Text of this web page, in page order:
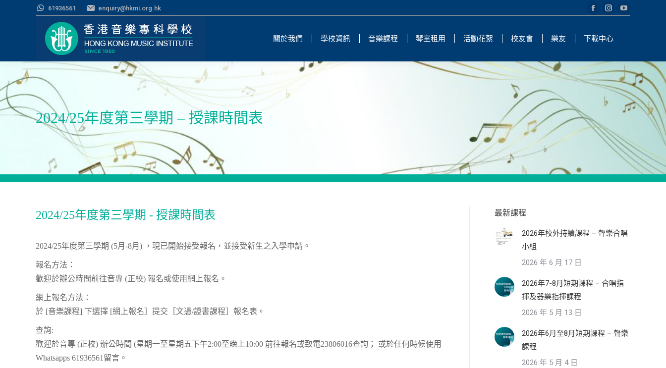
61936561 enquiry@hkmi.org.hk
Facebook
opens
new
window
Instagram
opens
new
window
YouTube
new
window
關於我們 學校資訊 音樂課程 琴室租用 活動花絮 校友會 樂友 下載中心
2024/25年度第三學期 – 授課時間表
2024/25年度第三學期 - 授課時間表
2024/25年度第三學期 (5月-8月) ，現已開始接受報名，並接受新生之入學申請。
報名方法：
歡迎於辦公時間前往音專 (正校) 報名或使用網上報名。
網上報名方法：
於 [音樂課程] 下選擇 [網上報名］提交［文憑/證書課程］報名表。
查詢:
歡迎於音專 (正校) 辦公時間 (星期一至星期五下午2:00至晚上10:00 前往報名或致電23806016查詢； 或於任何時候使用
Whatsapps 61936561留言。
最新課程
2026年校外持續課程 – 聲樂合唱
小組
2026 年 6 月 17 日
2026年7-8月短期課程 – 合唱指
揮及器樂指揮課程
2026 年 5 月 13 日
2026年6月至8月短期課程 – 聲樂
課程
2026 年 5 月 4 日